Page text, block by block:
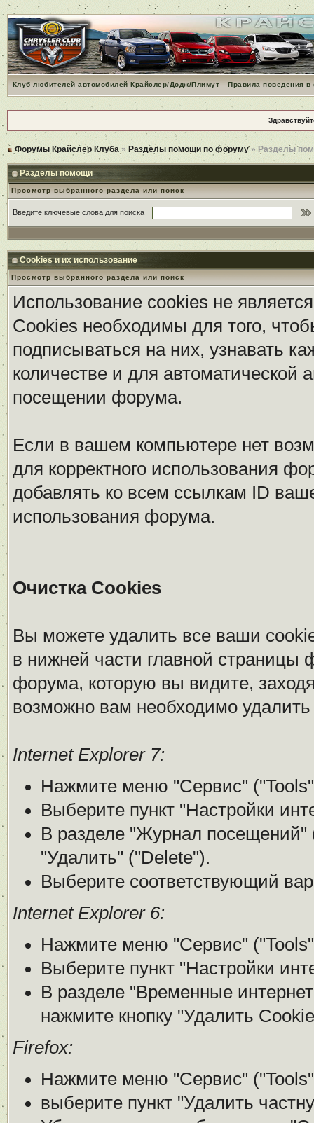
Клуб любителей автомобилей Крайслер/Додж/Плимут Правила поведения
Форумы Крайслер Клуба » Разделы помощи по форуму» Разделы
Разделы помощи
Просмотр выбранного раздела или поиск
Введите ключевые слова для поиска
Cookies и их использование
Просмотр выбранного раздела или поиск
Использование cookies не
Cookies необходимы для того,
подписываться на них, узнавать
количестве и для
посещении форума.
Если в вашем компьютере нет
для корректного использования
добавлять ко всем ссылкам ID
использования форума.
Очистка Cookies
Вы можете удалить все ваши
в нижней части главной страницы
форума, которую вы видите,
возможно вам необходимо
Internet Explorer 7:
Нажмите меню "Сервис"
Выберите пункт "Настройки
В разделе "Журнал посещений"
"Удалить" ("Delete").
Выберите соответствующий
Internet Explorer 6:
Нажмите меню "Сервис"
Выберите пункт "Настройки
В разделе "Временные
нажмите кнопку "Удалить
Firefox:
Нажмите меню "Сервис"
выберите пункт "Удалить